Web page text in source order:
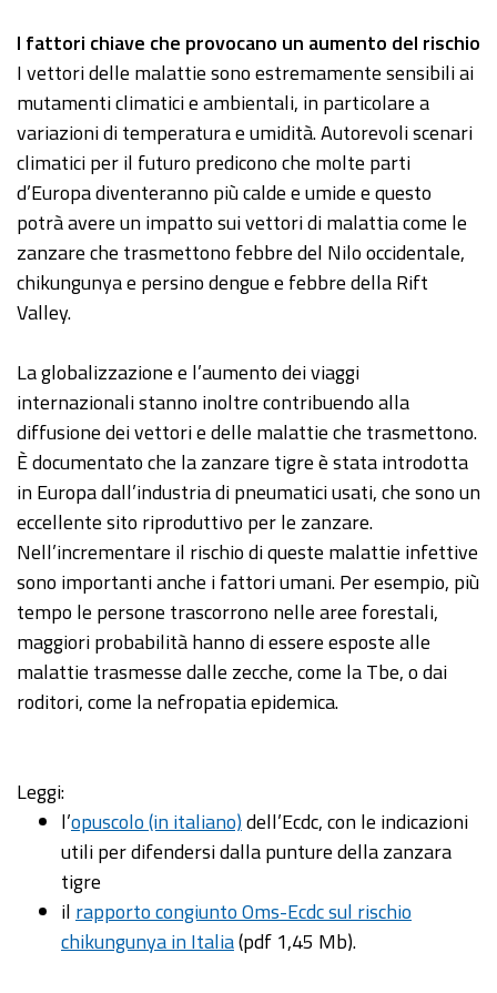
I fattori chiave che provocano un aumento del rischio
I vettori delle malattie sono estremamente sensibili ai
mutamenti climatici e ambientali, in particolare a
variazioni di temperatura e umidità. Autorevoli scenari
climatici per il futuro predicono che molte parti
d’Europa diventeranno più calde e umide e questo
potrà avere un impatto sui vettori di malattia come le
zanzare che trasmettono febbre del Nilo occidentale,
chikungunya e persino dengue e febbre della Rift
Valley.
La globalizzazione e l’aumento dei viaggi
internazionali stanno inoltre contribuendo alla
diffusione dei vettori e delle malattie che trasmettono.
È documentato che la zanzare tigre è stata introdotta
in Europa dall’industria di pneumatici usati, che sono un
eccellente sito riproduttivo per le zanzare.
Nell’incrementare il rischio di queste malattie infettive
sono importanti anche i fattori umani. Per esempio, più
tempo le persone trascorrono nelle aree forestali,
maggiori probabilità hanno di essere esposte alle
malattie trasmesse dalle zecche, come la Tbe, o dai
roditori, come la nefropatia epidemica.
Leggi:
l’opuscolo (in italiano)dell’Ecdc, con le indicazioni
utili per difendersi dalla punture della zanzara
tigre
il rapporto congiunto Oms-Ecdc sul rischio
chikungunya in Italia(pdf 1,45 Mb).